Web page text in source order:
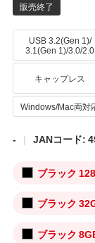
USB 3.2(Gen 1)/
3.1(Gen 1)/3.0/2.0
キャップレス
Windows/Mac両対
- JANコード:
ブラック
ブラック
ブラック